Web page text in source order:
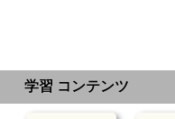
学習 コンテンツ